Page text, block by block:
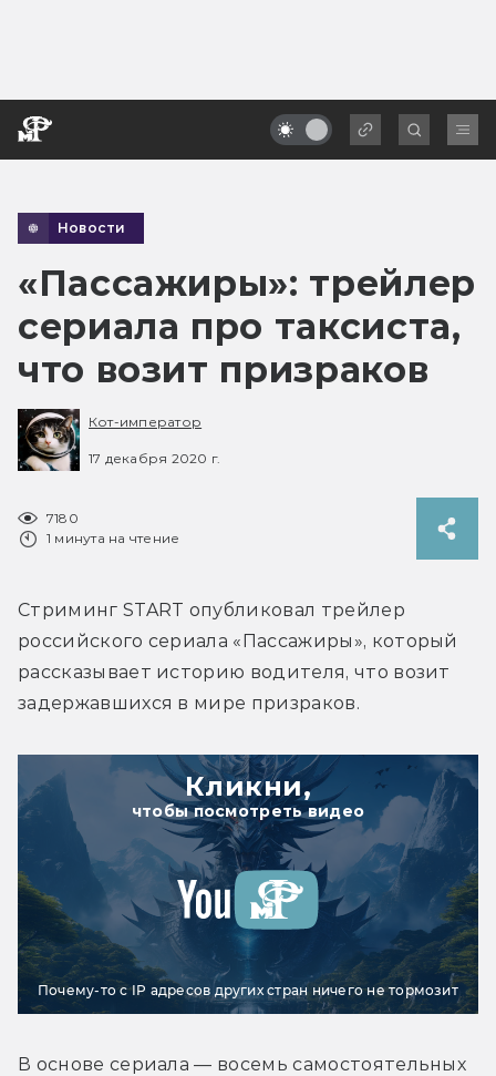
Новости
«Пассажиры»: трейлер
сериала про таксиста,
что возит призраков
Кот-император
17 декабря 2020 г.
7180
1 минута на чтение
Стриминг START опубликовал трейлер
российского сериала «Пассажиры», который
рассказывает историю водителя, что возит
задержавшихся в мире призраков.
Кликни,
чтобы посмотреть видео
Почему-то с IP адресов других стран ничего не тормозит
В основе сериала — восемь самостоятельных